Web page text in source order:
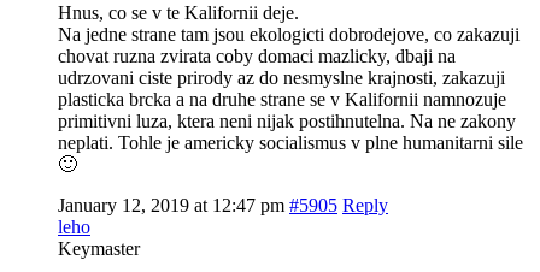
Hnus, co se v te Kalifornii deje.
Na jedne strane tam jsou ekologicti dobrodejove, co zakazuji
chovat ruzna zvirata coby domaci mazlicky, dbaji na
udrzovani ciste prirody az do nesmyslne krajnosti, zakazuji
plasticka brcka a na druhe strane se v Kalifornii namnozuje
primitivni luza, ktera neni nijak postihnutelna. Na ne zakony
neplati. Tohle je americky socialismus v plne humanitarni sile
🙂
January 12, 2019 at 12:47 pm #5905 Reply
leho
Keymaster